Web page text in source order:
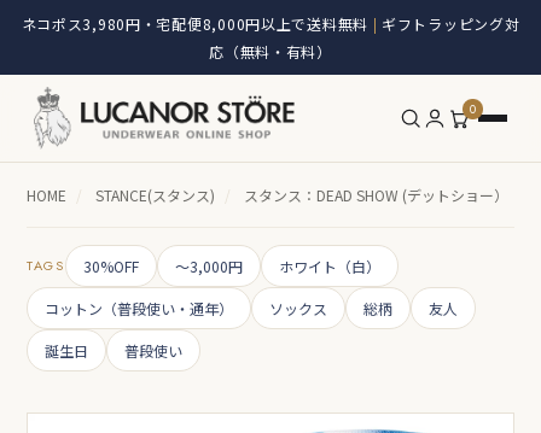
ネコポス3,980円・宅配便8,000円以上で送料無料 | ギフトラッピング対
応（無料・有料）
0
HOME / STANCE(スタンス) / スタンス：DEAD SHOW (デットショー）
TAGS 30%OFF ～3,000円 ホワイト（白）
コットン（普段使い・通年） ソックス 総柄 友人
誕生日 普段使い